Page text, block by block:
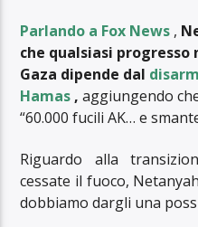
Parlando a Fox News ,
che qualsiasi progresso
Gaza dipende dal
Hamas , aggiungendo
“60.000 fucili AK… e
Riguardo alla
cessate il fuoco,
dobbiamo dargli una